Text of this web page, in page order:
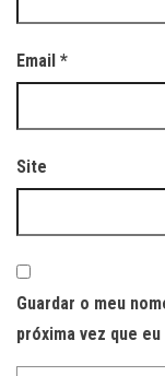
Email *
Site
Guardar o meu
próxima vez que